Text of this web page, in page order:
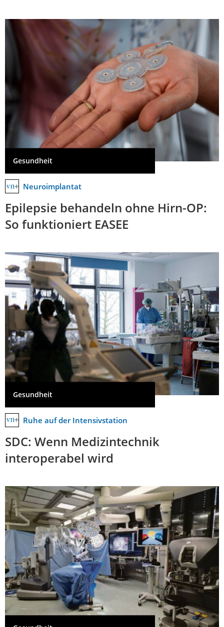
Gesundheit
Neuroimplantat
Epilepsie behandeln ohne Hirn-OP:
So funktioniert EASEE
Gesundheit
Ruhe auf der Intensivstation
SDC: Wenn Medizintechnik
interoperabel wird